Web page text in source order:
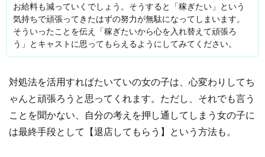
お給料も減っていくでしょう。そうすると「稼ぎたい」という
気持ちで頑張ってきたはずの努力が無駄になってしまいます。
そういったことを伝え「稼ぎたいから心を入れ替えて頑張ろ
う」とキャストに思ってもらえるようにしてみてください。
対処法を活用すればたいていの女の子は、心変わりしてち
ゃんと頑張ろうと思ってくれます。ただし、それでも言う
ことを聞かない、自分の考えを押し通してしまう女の子に
は最終手段として【退店してもらう】という方法も。